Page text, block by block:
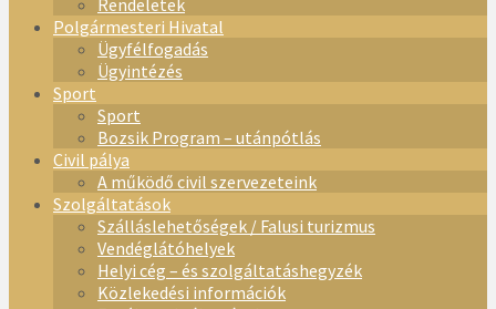
Rendeletek
Polgármesteri Hivatal
Ügyfélfogadás
Ügyintézés
Sport
Sport
Bozsik Program – utánpótlás
Civil pálya
A működő civil szervezeteink
Szolgáltatások
Szálláslehetőségek / Falusi turizmus
Vendéglátóhelyek
Helyi cég – és szolgáltatáshegyzék
Közlekedési információk